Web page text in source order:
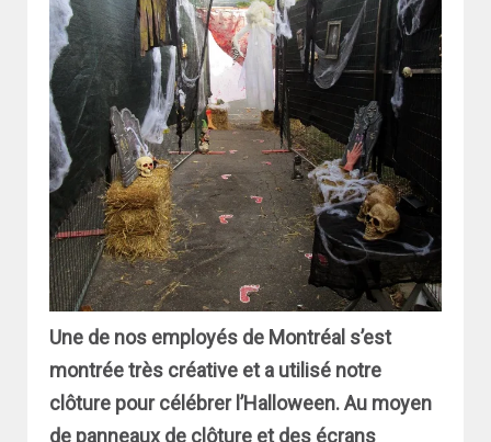
Une de nos employés de Montréal s’est
montrée très créative et a utilisé notre
clôture pour célébrer l’Halloween. Au moyen
de panneaux de clôture et des écrans